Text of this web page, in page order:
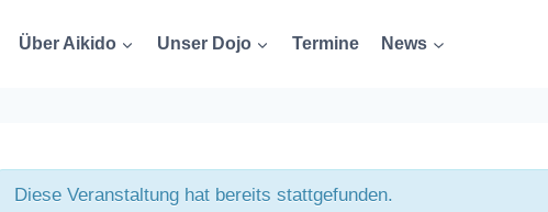
Über Aikido Unser Dojo Termine News
Diese Veranstaltung hat bereits stattgefunden.